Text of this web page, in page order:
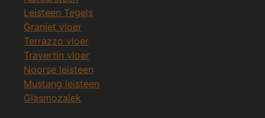
Leisteen Tegels
Graniet vloer
Terrazzo vloer
Travertin vloer
Noorse leisteen
Mustang leisteen
Glasmozaïek